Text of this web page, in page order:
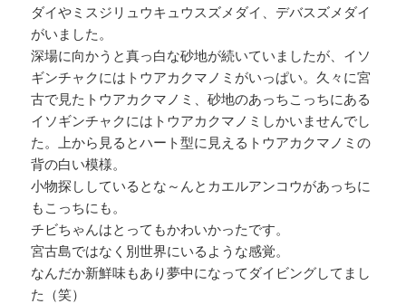
ダイやミスジリュウキュウスズメダイ、デバスズメダイ
がいました。
深場に向かうと真っ白な砂地が続いていましたが、イソ
ギンチャクにはトウアカクマノミがいっぱい。久々に宮
古で見たトウアカクマノミ、砂地のあっちこっちにある
イソギンチャクにはトウアカクマノミしかいませんでし
た。上から見るとハート型に見えるトウアカクマノミの
背の白い模様。
小物探ししているとな～んとカエルアンコウがあっちに
もこっちにも。
チビちゃんはとってもかわいかったです。
宮古島ではなく別世界にいるような感覚。
なんだか新鮮味もあり夢中になってダイビングしてまし
た（笑）